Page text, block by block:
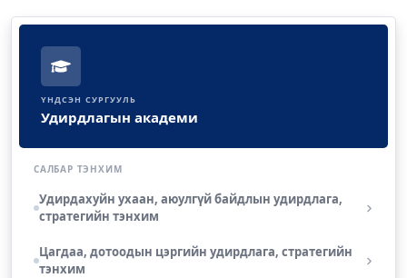
ҮНДСЭН СУРГУУЛЬ
Удирдлагын академи
САЛБАР ТЭНХИМ
Удирдахуйн ухаан, аюулгүй байдлын удирдлага,
стратегийн тэнхим
Цагдаа, дотоодын цэргийн удирдлага, стратегийн
тэнхим